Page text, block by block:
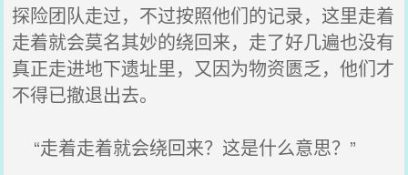
探险团队走过，不过按照他们的记录，这里走着
走着就会莫名其妙的绕回来，走了好几遍也没有
真正走进地下遗址里，又因为物资匮乏，他们才
不得已撤退出去。
“走着走着就会绕回来？这是什么意思？”